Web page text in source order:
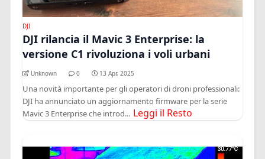
DJI
DJI rilancia il Mavic 3 Enterprise: la
versione C1 rivoluziona i voli urbani
Unknown 0 13 Apr, 2025
Una novità importante per gli operatori di droni professionali:
DJI ha annunciato un aggiornamento firmware per la serie
Mavic 3 Enterprise che introd... Leggi il Resto